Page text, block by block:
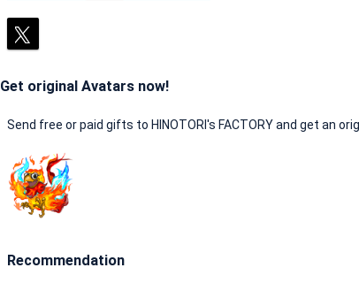
Get original Avatars now!
Send free or paid gifts to HINOTORI's FACTORY and get an
Recommendation